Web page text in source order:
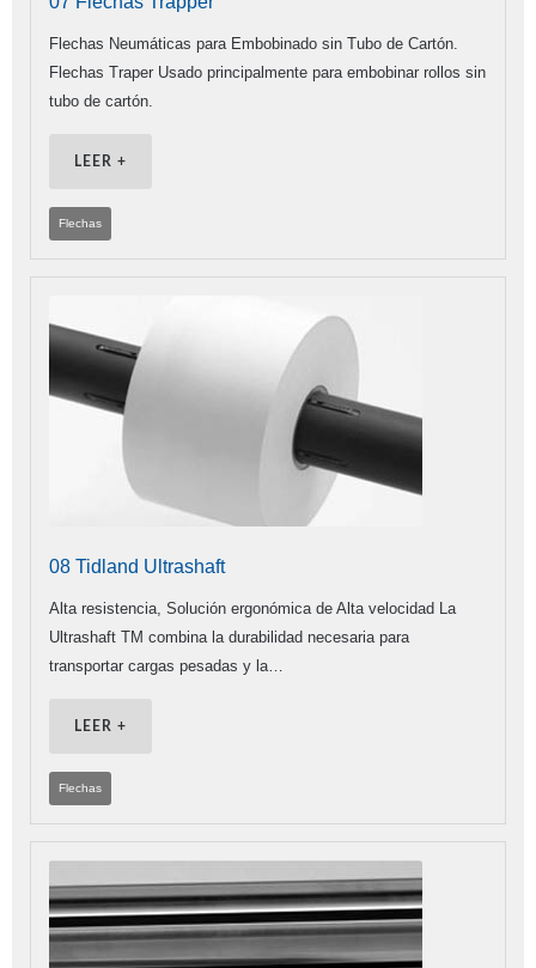
Flechas Neumáticas para Embobinado sin Tubo de Cartón.
Flechas Traper Usado principalmente para embobinar rollos sin
tubo de cartón.
LEER +
Flechas
08 Tidland Ultrashaft
Alta resistencia, Solución ergonómica de Alta velocidad La
Ultrashaft TM combina la durabilidad necesaria para
transportar cargas pesadas y la…
LEER +
Flechas